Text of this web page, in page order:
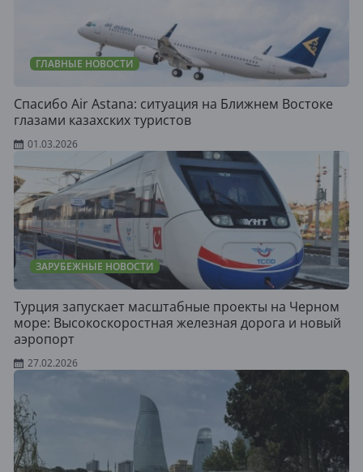
ГЛАВНЫЕ НОВОСТИ
Спасибо Air Astana: ситуация на Ближнем Востоке
глазами казахских туристов
01.03.2026
ЗАРУБЕЖНЫЕ НОВОСТИ
Турция запускает масштабные проекты на Черном
море: Высокоскоростная железная дорога и новый
аэропорт
27.02.2026